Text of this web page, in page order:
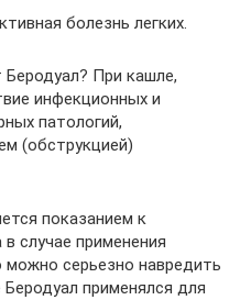
болезнь легких.
При кашле,
инфекционных и
патологий,
(обструкцией)
показанием к
случае применения
можно серьезно навредить
применялся для